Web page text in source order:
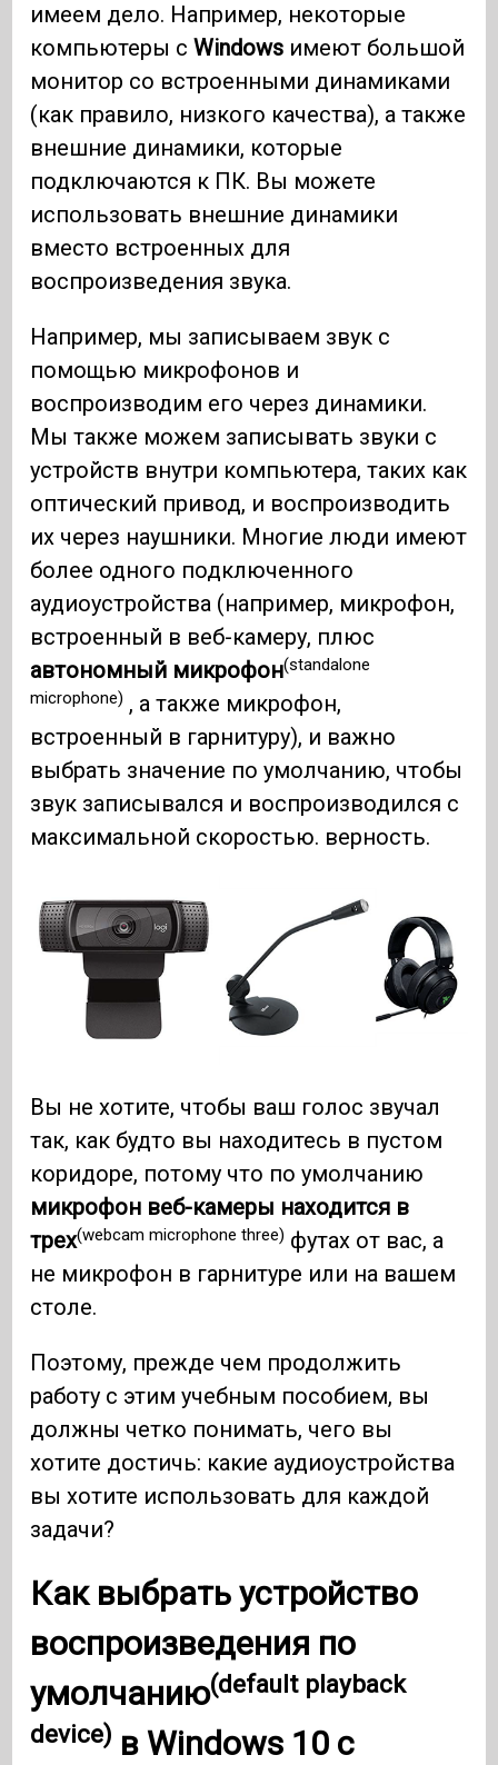
имеем дело. Например, некоторые
компьютеры сWindows имеют большой
монитор со встроенными динамиками
(как правило, низкого качества), а также
внешние динамики, которые
подключаются к ПК. Вы можете
использовать внешние динамики
вместо встроенных для
воспроизведения звука.
Например, мы записываем звук с
помощью микрофонов и
воспроизводим его через динамики.
Мы также можем записывать звуки с
устройств внутри компьютера, таких как
оптический привод, и воспроизводить
их через наушники. Многие люди имеют
более одного подключенного
аудиоустройства (например, микрофон,
встроенный в веб-камеру, плюс
автономный микрофон(standalone
microphone) , а также микрофон,
встроенный в гарнитуру), и важно
выбрать значение по умолчанию, чтобы
звук записывался и воспроизводился с
максимальной скоростью. верность.
Вы не хотите, чтобы ваш голос звучал
так, как будто вы находитесь в пустом
коридоре, потому что по умолчанию
микрофон веб-камеры находится в
трех(webcam microphone three) футах от вас, а
не микрофон в гарнитуре или на вашем
столе.
Поэтому, прежде чем продолжить
работу с этим учебным пособием, вы
должны четко понимать, чего вы
хотите достичь: какие аудиоустройства
вы хотите использовать для каждой
задачи?
Как выбратьустройство
воспроизведения по
умолчанию(default playback
device) вWindows 10 с